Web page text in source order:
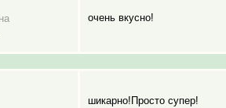
очень вкусно!
шикарно!Просто супер!